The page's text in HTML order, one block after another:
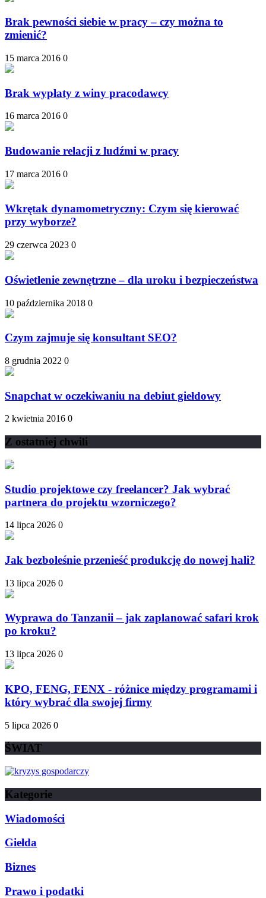
Brak pewności siebie w pracy – czy można to
zmienić?
15 marca 2016 0
Brak wypłaty z winy pracodawcy
16 marca 2016 0
Budowanie relacji z ludźmi w pracy
17 marca 2016 0
Wkrętak dynamometryczny: Czym się kierować
przy wyborze?
29 czerwca 2023 0
Oświetlenie zewnętrzne – dla uroku i bezpieczeństwa
10 października 2018 0
Czym zajmuje się konsultant SEO?
8 grudnia 2022 0
Snapchat w oczekiwaniu na debiut giełdowy
2 kwietnia 2016 0
Z ostatniej chwili
Studio projektowe czy freelancer? Jak wybrać
partnera do projektu wzorniczego?
14 lipca 2026 0
Jak bezboleśnie przenieść produkcję do nowej hali?
13 lipca 2026 0
Wyprawa do Tanzanii – jak zaplanować safari krok
po kroku?
13 lipca 2026 0
KPO, FENG, FENX - różnice między programami i
który wybrać dla swojej firmy
5 lipca 2026 0
ŚWIAT
Kategorie
Wiadomości
Giełda
Biznes
Prawo i podatki